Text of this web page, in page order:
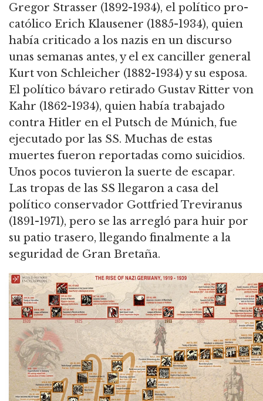
Gregor Strasser (1892-1934), el político pro-
católico Erich Klausener (1885-1934), quien
había criticado a los nazis en un discurso
unas semanas antes, y el ex canciller general
Kurt von Schleicher (1882-1934) y su esposa.
El político bávaro retirado Gustav Ritter von
Kahr (1862-1934), quien había trabajado
contra Hitler en el Putsch de Múnich, fue
ejecutado por las SS. Muchas de estas
muertes fueron reportadas como suicidios.
Unos pocos tuvieron la suerte de escapar.
Las tropas de las SS llegaron a casa del
político conservador Gottfried Treviranus
(1891-1971), pero se las arregló para huir por
su patio trasero, llegando finalmente a la
seguridad de Gran Bretaña.